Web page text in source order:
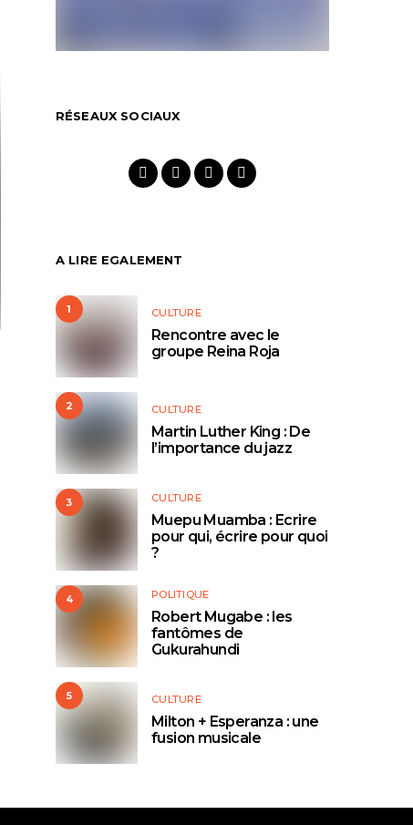
RÉSEAUX SOCIAUX
A LIRE EGALEMENT
1 CULTURE
Rencontre avec le
groupe Reina Roja
2 CULTURE
Martin Luther King : De
l’importance du jazz
3 CULTURE
Muepu Muamba : Ecrire
pour qui, écrire pour quoi
?
4 POLITIQUE
Robert Mugabe : les
fantômes de
Gukurahundi
5 CULTURE
Milton + Esperanza : une
fusion musicale